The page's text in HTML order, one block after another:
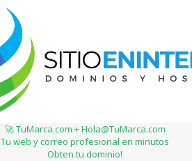
🚀 TuMarca.com + Hola@TuMarca.com
Tu web y correo profesional en minutos
Obten tu dominio!